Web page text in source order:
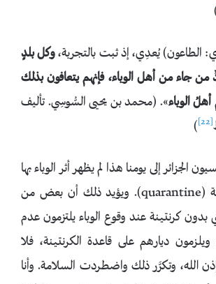
الطاعون) يُعدِي، إذ ثبت بالتجربة،وكل بلدٍ
جاء من أهل الوباء، فإنهم يتعافون بذلك
الوباء». (محمد بن يحيى السُّوسِي. تأليف
[22]
)
الجزائر إلى يومنا هذا لم يظهر أثر الوباء بها
لإحداثهم الكرنتينة (quarantine). ويؤيد ذلك أن بعض من
بدون كرنتينة عند وقوع الوباء يلتزمون عدم
ويلزمون ديارهم على قاعدة الكرنتينة، فلا
الله، وتكرَّر ذلك واضطردت السلامة. وأنا